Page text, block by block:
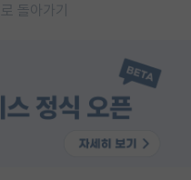
돌아가기